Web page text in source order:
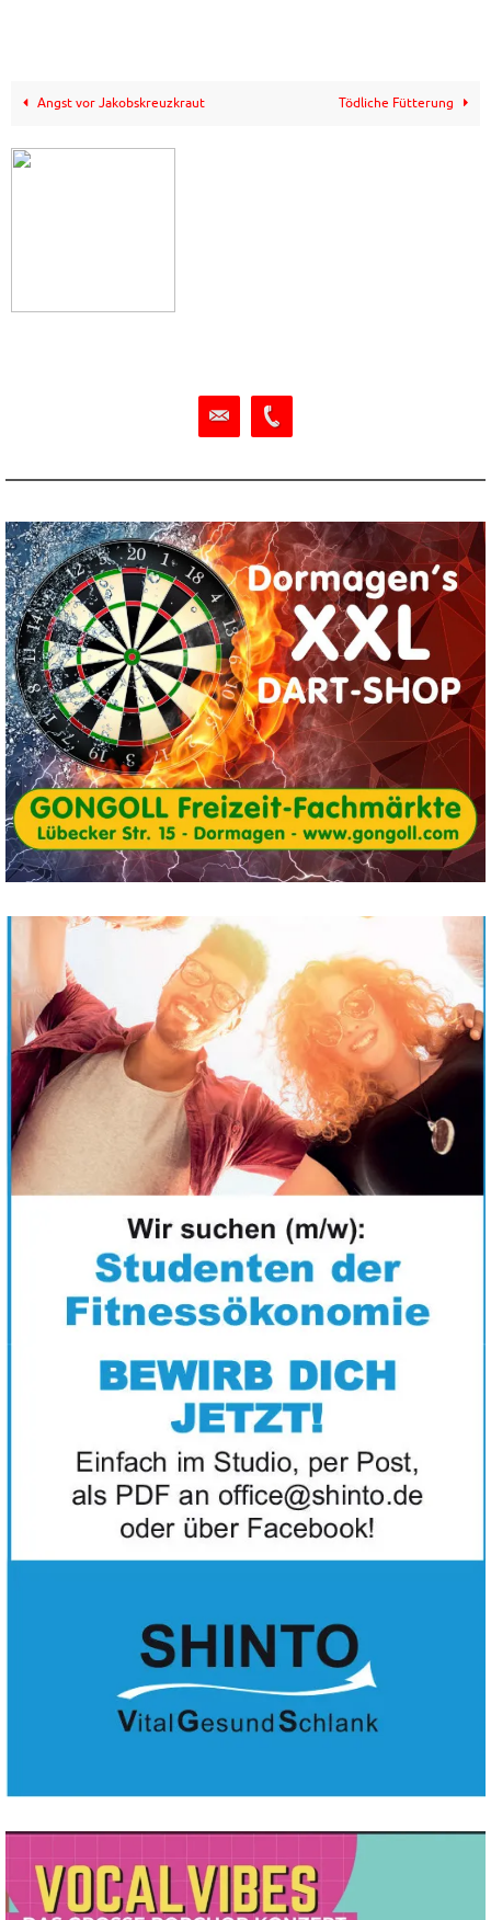
Angst vor Jakobskreuzkraut Tödliche Fütterung